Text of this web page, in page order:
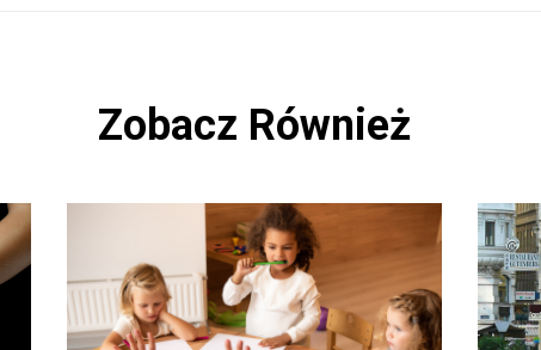
Zobacz Również